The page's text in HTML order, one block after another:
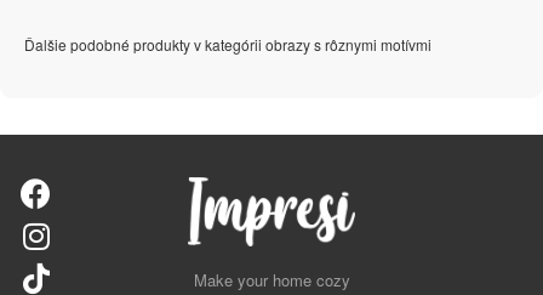
Ďalšie podobné produkty v kategórii obrazy s rôznymi motívmi
Make your home cozy